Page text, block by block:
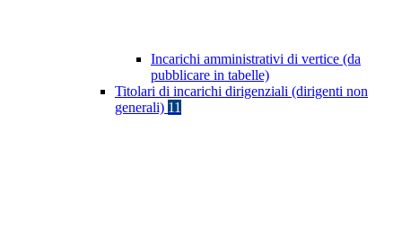
Incarichi amministrativi di vertice (da
pubblicare in tabelle)
Titolari di incarichi dirigenziali (dirigenti non
generali) 11